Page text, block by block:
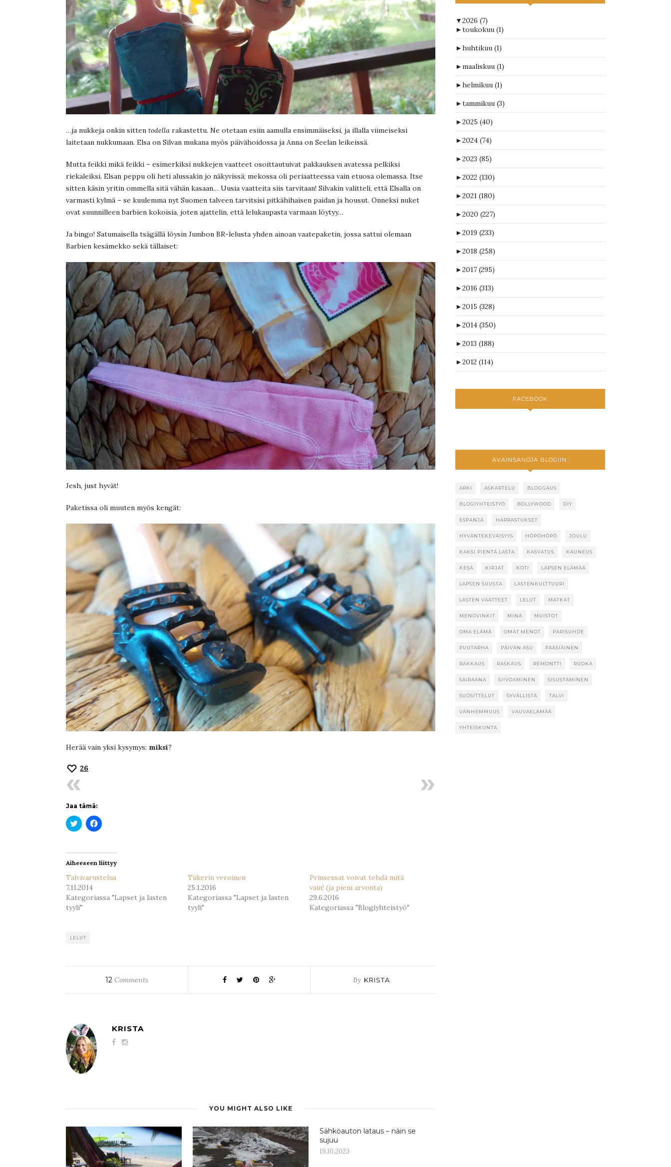
…ja nukkeja onkin sitten todella rakastettu. Ne otetaan esiin aamulla ensimmäiseksi, ja illalla viimeiseksi
laitetaan nukkumaan. Elsa on Silvan mukana myös päivähoidossa ja Anna on Seelan leikeissä.
Mutta feikki mikä feikki – esimerkiksi nukkejen vaatteet osoittautuivat pakkauksen avatessa pelkiksi
riekaleiksi. Elsan peppu oli heti alussakin jo näkyvissä; mekossa oli periaatteessa vain etuosa olemassa. Itse
sitten käsin yritin ommella sitä vähän kasaan… Uusia vaatteita siis tarvitaan! Silvakin valitteli, että Elsalla on
varmasti kylmä – se kuulemma nyt Suomen talveen tarvitsisi pitkähihaisen paidan ja housut. Onneksi nuket
ovat suunnilleen barbien kokoisia, joten ajattelin, että lelukaupasta varmaan löytyy…
Ja bingo! Satumaisella tsägällä löysin Jumbon BR-lelusta yhden ainoan vaatepaketin, jossa sattui olemaan
Barbien kesämekko sekä tällaiset:
Jesh, just hyvät!
Paketissa oli muuten myös kengät:
Herää vain yksi kysymys: miksi?
26
Jaa tämä:
Jaa
Twitterissä(Avautuu
Jaa
Facebookissa(Avautuu
Aiheeseen liittyy
Talvivarustelua
7.11.2014
Kategoriassa "Lapset ja lasten
tyyli"
Tiikerin veroinen
25.1.2016
Kategoriassa "Lapset ja lasten
tyyli"
Prinsessat voivat tehdä mitä
vain! (ja pieni arvonta)
29.6.2016
Kategoriassa "Blogiyhteistyö"
LELUT
12 Comments By KRISTA
KRISTA
YOU MIGHT ALSO LIKE
Sähköauton lataus – näin se
sujuu
19.10.2023
▼2026 (7)
►toukokuu (1)
►huhtikuu (1)
►maaliskuu (1)
►helmikuu (1)
►tammikuu (3)
►2025 (40)
►2024 (74)
►2023 (85)
►2022 (130)
►2021 (180)
►2020 (227)
►2019 (233)
►2018 (258)
►2017 (295)
►2016 (313)
►2015 (328)
►2014 (350)
►2013 (188)
►2012 (114)
FACEBOOK
AVAINSANOJA BLOGIIN:
ARKI ASKARTELU BLOGGAUS
BLOGIYHTEISTYÖ BOLLYWOOD DIY
ESPANJA HARRASTUKSET
HYVÄNTEKEVÄISYYS HÖPÖHÖPÖ JOULU
KAKSI PIENTÄ LASTA KASVATUS KAUNEUS
KESÄ KIRJAT KOTI LAPSEN ELÄMÄÄ
LAPSEN SUUSTA LASTENKULTTUURI
LASTEN VAATTEET LELUT MATKAT
MENOVINKIT MINÄ MUISTOT
OMA ELÄMÄ OMAT MENOT PARISUHDE
PUUTARHA PÄIVÄN ASU PÄÄSIÄINEN
RAKKAUS RASKAUS REMONTTI RUOKA
SAIRAANA SIIVOAMINEN SISUSTAMINEN
SUOSITTELUT SYVÄLLISTÄ TALVI
VANHEMMUUS VAUVAELÄMÄÄ
YHTEISKUNTA